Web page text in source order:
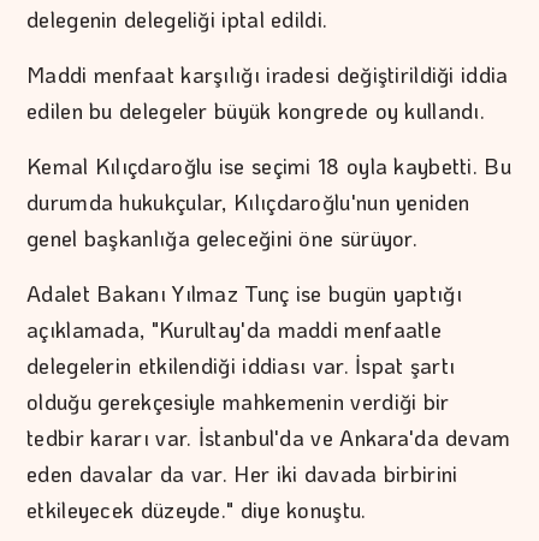
delegenin delegeliği iptal edildi.
Maddi menfaat karşılığı iradesi değiştirildiği iddia
edilen bu delegeler büyük kongrede oy kullandı.
Kemal Kılıçdaroğlu ise seçimi 18 oyla kaybetti. Bu
durumda hukukçular, Kılıçdaroğlu'nun yeniden
genel başkanlığa geleceğini öne sürüyor.
Adalet Bakanı Yılmaz Tunç ise bugün yaptığı
açıklamada, "Kurultay'da maddi menfaatle
delegelerin etkilendiği iddiası var. İspat şartı
olduğu gerekçesiyle mahkemenin verdiği bir
tedbir kararı var. İstanbul'da ve Ankara'da devam
eden davalar da var. Her iki davada birbirini
etkileyecek düzeyde." diye konuştu.